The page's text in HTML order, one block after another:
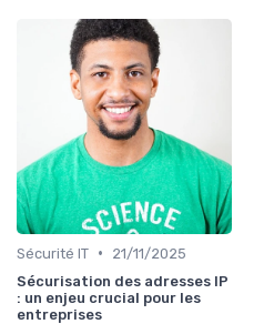
Sécurité IT •
21/11/2025
Sécurisation des adresses IP
: un enjeu crucial pour les
entreprises